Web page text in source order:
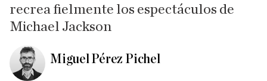
recrea fielmente los espectáculos de
Michael Jackson
Miguel Pérez Pichel